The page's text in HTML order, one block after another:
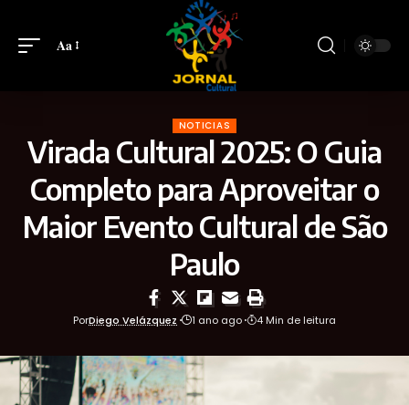
Aa
NOTICIAS
Virada Cultural 2025: O Guia
Completo para Aproveitar o
Maior Evento Cultural de São
Paulo
PorDiego Velázquez 1 ano ago 4 Min de leitura